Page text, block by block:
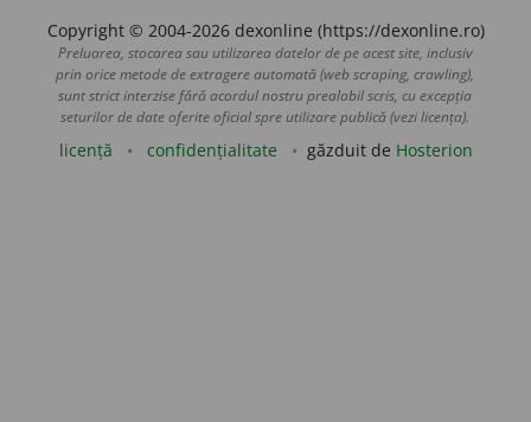
Copyright © 2004-2026 dexonline (https://dexonline.ro)
Preluarea, stocarea sau utilizarea datelor de pe acest site, inclusiv
prin orice metode de extragere automată (web scraping, crawling),
sunt strict interzise fără acordul nostru prealabil scris, cu excepția
seturilor de date oferite oficial spre utilizare publică (vezi licența).
licență confidențialitate găzduit de Hosterion